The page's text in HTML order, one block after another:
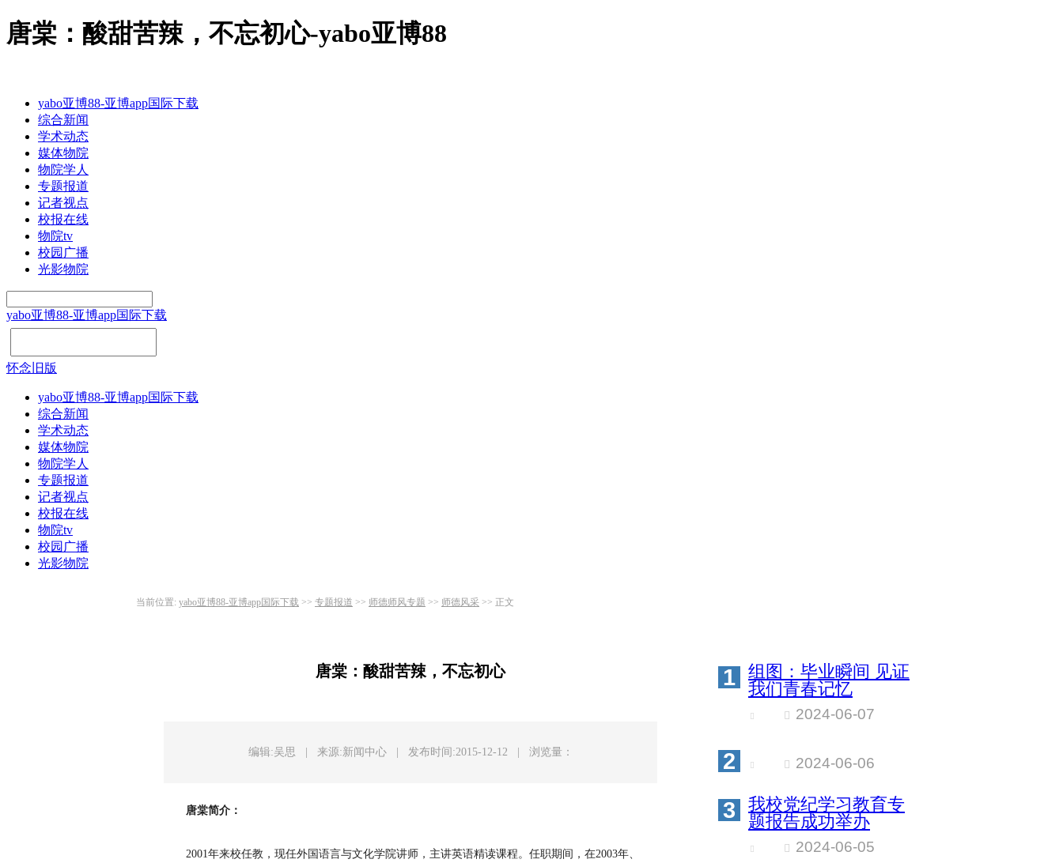
唐棠：酸甜苦辣，不忘初心-yabo亚博88
yabo亚博88-亚博app国际下载
综合新闻
学术动态
媒体物院
物院学人
专题报道
记者视点
校报在线
物院tv
校园广播
光影物院
yabo亚博88-亚博app国际下载
怀念旧版
yabo亚博88-亚博app国际下载
综合新闻
学术动态
媒体物院
物院学人
专题报道
记者视点
校报在线
物院tv
校园广播
光影物院
当前位置: yabo亚博88-亚博app国际下载 >> 专题报道 >> 师德师风专题 >> 师德风采 >> 正文
唐棠：酸甜苦辣，不忘初心
编辑:吴思 来源:新闻中心 发布时间:2015-12-12 浏览量：
唐棠简介：
2001年来校任教，现任外国语言与文化学院讲师，主讲英语精读课程。任职期间，在2003年、
1
组图：毕业瞬间 见证
我们青春记忆
2024-06-07
2 2024-06-06
3
我校党纪学习教育专
题报告成功举办
2024-06-05